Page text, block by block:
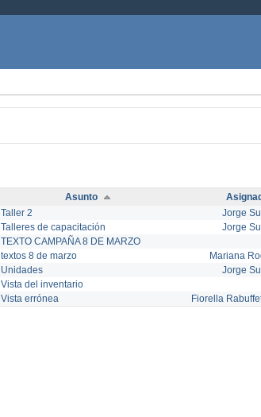
Asunto
Taller 2 Jorge
Talleres de capacitación Jorge
TEXTO CAMPAÑA 8 DE MARZO
textos 8 de marzo Mariana
Unidades Jorge
Vista del inventario
Vista errónea Fiorella